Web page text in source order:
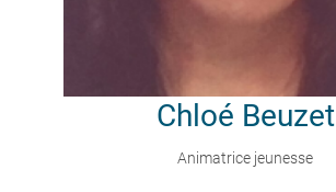
Chloé Beuzet
Animatrice jeunesse